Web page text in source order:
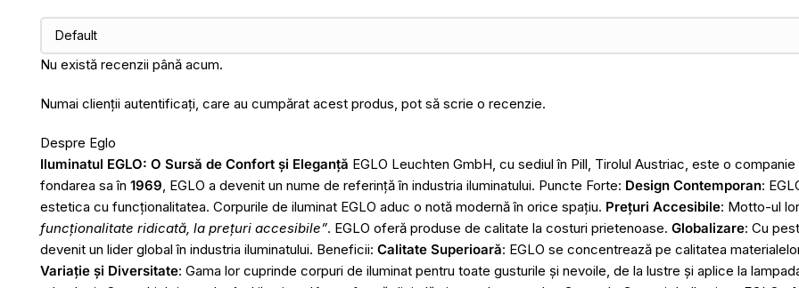
Nu există recenzii până acum.
Numai clienții autentificați, care au cumpărat acest produs, pot să scrie o recenzie.
Despre Eglo
Iluminatul EGLO: O Sursă de Confort și Eleganță EGLO Leuchten GmbH, cu sediul în Pill, Tirolul Austriac, este o
fondarea sa în 1969, EGLO a devenit un nume de referință în industria iluminatului. Puncte Forte: Design Contemporan:
estetica cu funcționalitatea. Corpurile de iluminat EGLO aduc o notă modernă în orice spațiu. Prețuri Accesibile: Motto-ul
funcționalitate ridicată, la prețuri accesibile”. EGLO oferă produse de calitate la costuri prietenoase. Globalizare: Cu
devenit un lider global în industria iluminatului. Beneficii: Calitate Superioară: EGLO se concentrează pe calitatea
Variație și Diversitate: Gama lor cuprinde corpuri de iluminat pentru toate gusturile și nevoile, de la lustre și aplice la